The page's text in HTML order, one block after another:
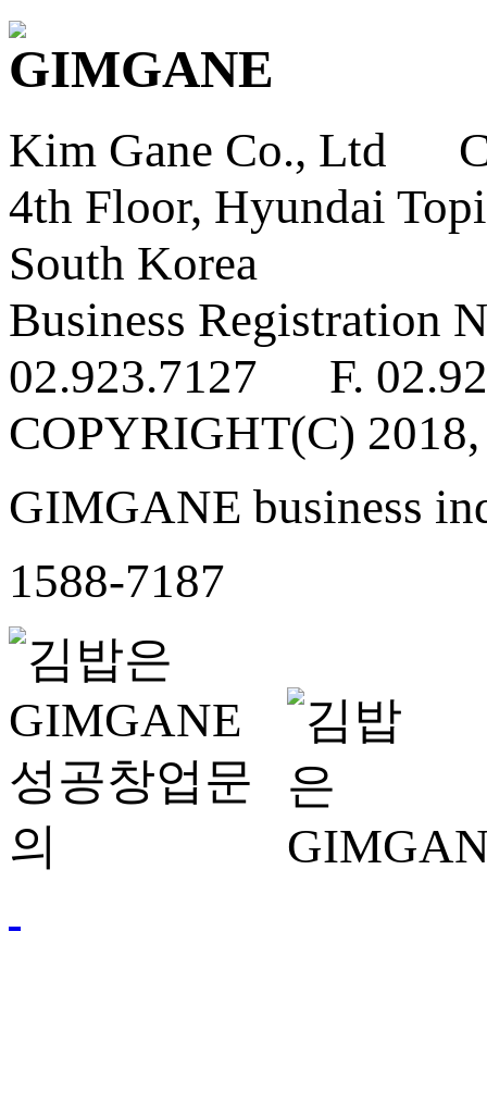
Kim Gane Co., Ltd
4th Floor, Hyundai
South Korea
Business
02.923.7127 F.
COPYRIGHT(C)
GIMGANE business
1588-7187